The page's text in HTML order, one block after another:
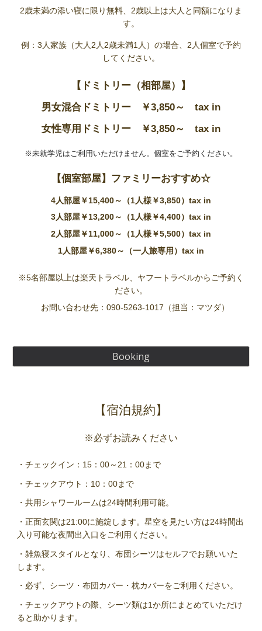
2歳未満の添い寝に限り無料、2歳以上は大人と同額になりま
す。
例：3人家族（大人2人2歳未満1人）の場合、2人個室で予約
してください。
【ドミトリー（相部屋）】
男女混合ドミトリー ￥3,850～ tax in
女性専用ドミトリー ￥3,850～ tax in
※未就学児はご利用いただけません。個室をご予約ください。
【個室部屋】ファミリーおすすめ☆
4人部屋￥15,400～（1人様￥3,850）tax in
3人部屋￥13,200～（1人様￥4,400）tax in
2人部屋￥11,000～（1人様￥5,500）tax in
1人部屋￥6,380～（一人旅専用）tax in
※5名部屋以上は楽天トラベル、ヤフートラベルからご予約く
ださい。
お問い合わせ先：090-5263-1017（担当：マツダ）
Booking
【宿泊規約】
※必ずお読みください
・チェックイン：15：00～21：00まで
・チェックアウト：10：00まで
・共用シャワールームは24時間利用可能。
・正面玄関は21:00に施錠します。星空を見たい方は24時間出
入り可能な夜間出入口をご利用ください。
・雑魚寝スタイルとなり、布団シーツはセルフでお願いいた
します。
・必ず、シーツ・布団カバー・枕カバーをご利用ください。
・チェックアウトの際、シーツ類は1か所にまとめていただけ
ると助かります。